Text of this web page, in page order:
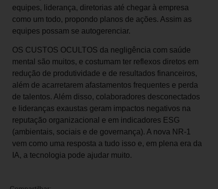
equipes, liderança, diretorias até chegar à empresa
como um todo, propondo planos de ações. Assim as
equipes possam se autogerenciar.
OS CUSTOS OCULTOS da negligência com saúde
mental são muitos, e costumam ter reflexos diretos em
redução de produtividade e de resultados financeiros,
além de acarretarem afastamentos frequentes e perda
de talentos. Além disso, colaboradores desconectados
e lideranças exaustas geram impactos negativos na
reputação organizacional e em indicadores ESG
(ambientais, sociais e de governança). A nova NR-1
vem como uma resposta a tudo isso e, em plena era da
IA, a tecnologia pode ajudar muito.